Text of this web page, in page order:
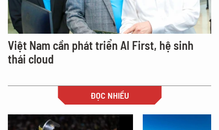
Việt Nam cần phát triển AI First, hệ sinh
thái cloud
ĐỌC NHIỀU